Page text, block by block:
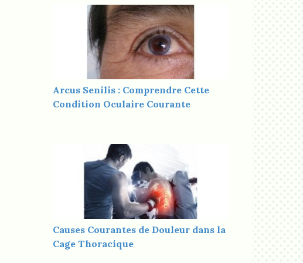
Arcus Senilis : Comprendre Cette
Condition Oculaire Courante
Causes Courantes de Douleur dans la
Cage Thoracique